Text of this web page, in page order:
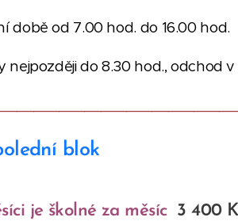
době od 7.00 hod. do 16.00 hod.
do 8.30 hod., odchod v
blok
je školné za měsíc 3 400